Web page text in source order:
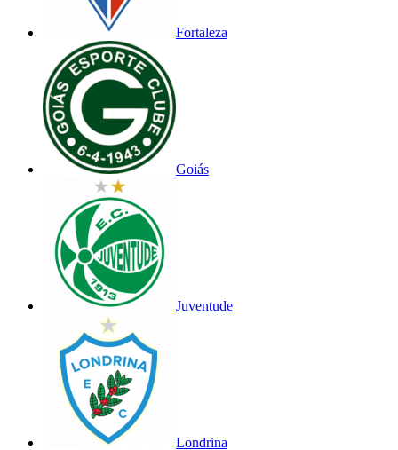
Fortaleza
Goiás
Juventude
Londrina